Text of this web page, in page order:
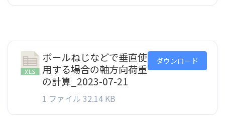
ボールねじなどで垂直使
用する場合の軸方向荷重
の計算_2023-07-21
1 ファイル 32.14 KB
ダウンロード